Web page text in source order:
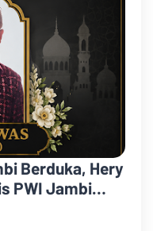
Berduka, Hery
PWI Jambi